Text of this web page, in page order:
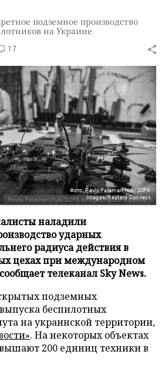
подземное производство
на Украине
17
Фото: Pavlo Palamarchuk/SOPA
Images/Reuters Connect
наладили
ударных
радиуса действия в
цехах при международном
телеканал Sky News.
подземных
беспилотных
на украинской территории,
. На некоторых объектах
200 единиц техники в